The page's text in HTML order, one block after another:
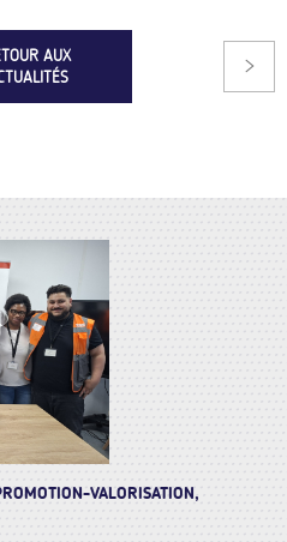
AUX
VALORISATION,